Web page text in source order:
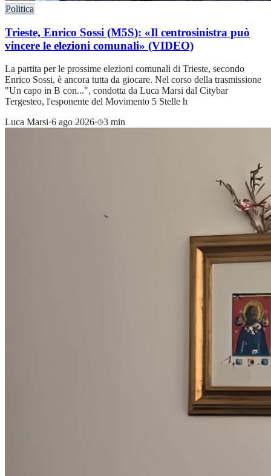
Politica
Trieste, Enrico Sossi (M5S): «Il centrosinistra può
vincere le elezioni comunali» (VIDEO)
La partita per le prossime elezioni comunali di Trieste, secondo
Enrico Sossi, è ancora tutta da giocare. Nel corso della trasmissione
"Un capo in B con...", condotta da Luca Marsi dal Citybar
Tergesteo, l'esponente del Movimento 5 Stelle h
Luca Marsi·6 ago 2026· 3 min